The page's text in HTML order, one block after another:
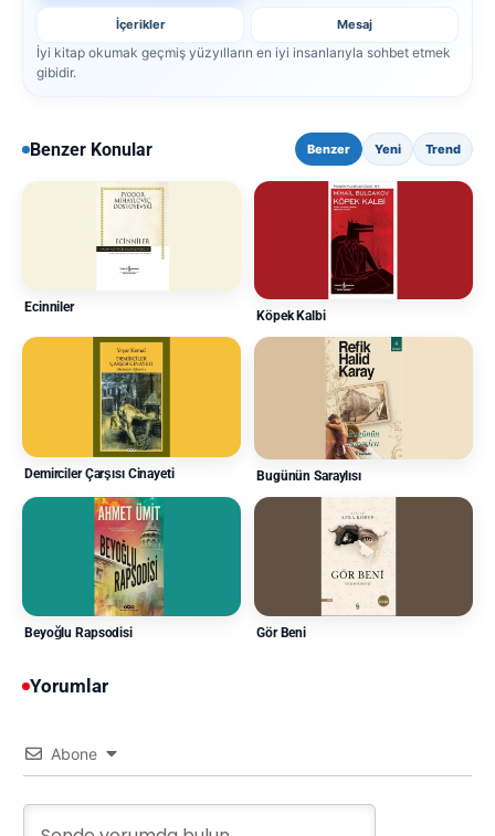
İçerikler Mesaj
İyi kitap okumak geçmiş yüzyılların en iyi insanlarıyla sohbet etmek
gibidir.
Benzer Konular Benzer Yeni Trend
Ecinniler
Köpek Kalbi
Demirciler Çarşısı Cinayeti Bugünün Saraylısı
Beyoğlu Rapsodisi Gör Beni
Yorumlar
Abone